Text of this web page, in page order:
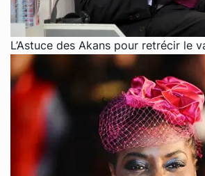
L’Astuce des Akans pour retrécir le